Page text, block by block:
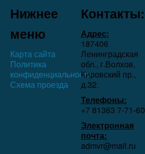
Нижнее
меню
Карта сайта
Политика
конфиденциальности
Схема проезда
Контакты:
Адрес:
187406
Ленинградская
обл., г.Волхов,
Кировский пр.,
д.32.
Телефоны:
+7 81363 7‑71-60
Электронная
почта:
admvr@mail.ru